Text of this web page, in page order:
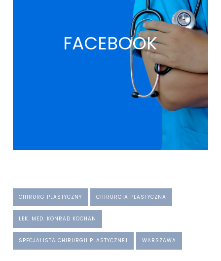
FACEBOOK
CHIRURG PLASTYCZNY CHIRURGIA PLASTYCZNA
LEK. MED. KONRAD KOCHAN
SPECJALISTA CHIRURGII PLASTYCZNEJ WARSZAWA